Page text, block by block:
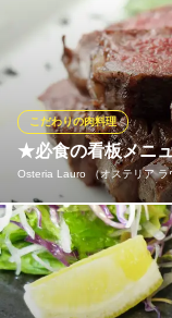
リベルテ名物 肉盛
ィ・・・で とにかく
大満足間違いなしの
リベルテ
レストラン＆バー
地下鉄都営三田線
東京都千代田区神田神
★必食の看板メニ
Osteria Lauro （オステリア ラ
こだわりの肉料理
『国産和牛サーロイ
きたい逸品。シェフ
質感と味。シンプル
口に含んだときに溢